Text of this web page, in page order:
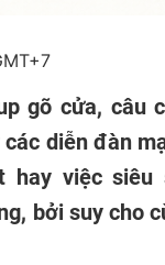
gõ cửa, câu
diễn đàn
hay việc
bởi suy cho